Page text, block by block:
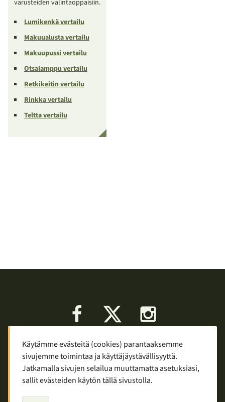
varusteiden valintaoppaisiin.
Lumikenkä vertailu
Makuualusta vertailu
Makuupussi vertailu
Otsalamppu vertailu
Retkikeitin vertailu
Rinkka vertailu
Teltta vertailu
Facebook
Keskustelu Palaute
Tietosuoja
Mainostaminen ja yhteistyö
Copyright © 2007—2026Tuomas Tolppi /
Käytämme evästeitä (cookies) parantaaksemme
sivujemme toimintaa ja käyttäjäystävällisyyttä.
Jatkamalla sivujen selailua muuttamatta asetuksiasi,
sallit evästeiden käytön tällä sivustolla.